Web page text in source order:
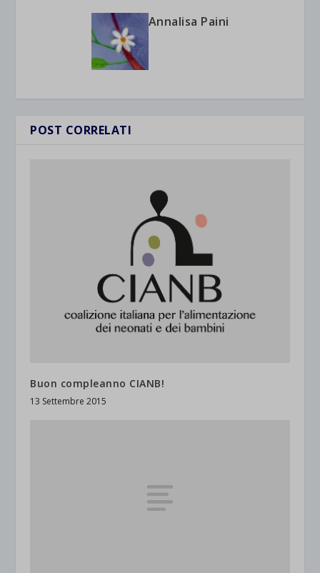
Annalisa Paini
POST CORRELATI
Buon compleanno CIANB!
13 Settembre 2015